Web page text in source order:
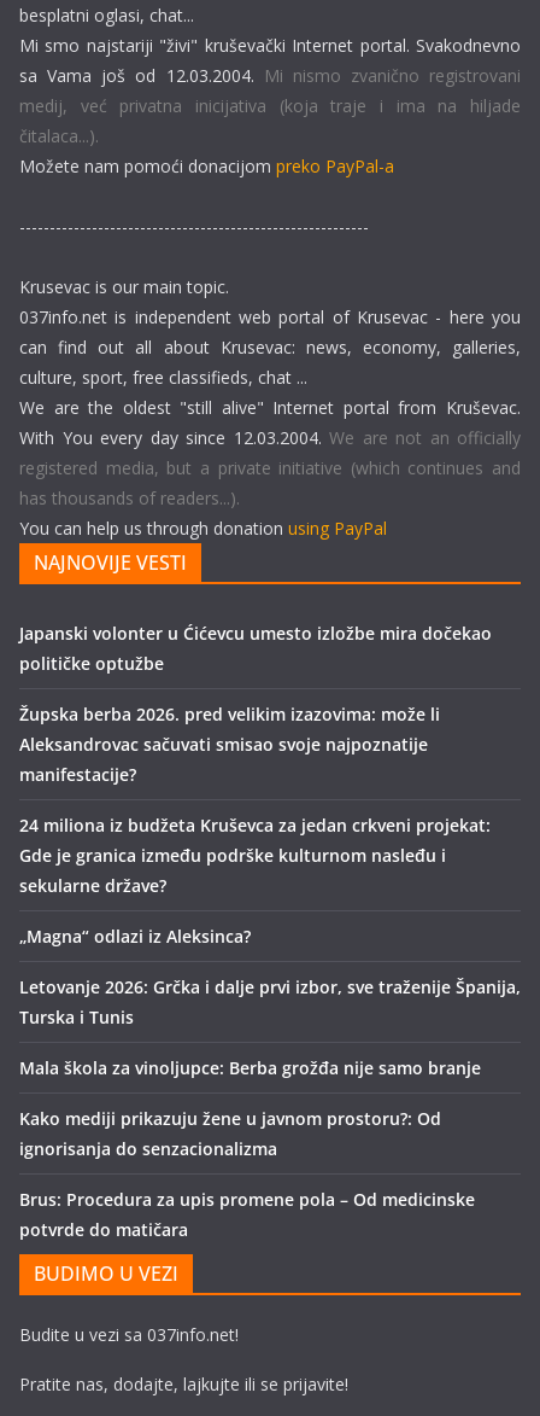
besplatni oglasi, chat...
Mi smo najstariji "živi" kruševački Internet portal. Svakodnevno
sa Vama još od 12.03.2004. Mi nismo zvanično registrovani
medij, već privatna inicijativa (koja traje i ima na hiljade
čitalaca...).
Možete nam pomoći donacijom preko PayPal-a
----------------------------------------------------------
Krusevac is our main topic.
037info.net is independent web portal of Krusevac - here you
can find out all about Krusevac: news, economy, galleries,
culture, sport, free classifieds, chat ...
We are the oldest "still alive" Internet portal from Kruševac.
With You every day since 12.03.2004. We are not an officially
registered media, but a private initiative (which continues and
has thousands of readers...).
You can help us through donation using PayPal
NAJNOVIJE VESTI
Japanski volonter u Ćićevcu umesto izložbe mira dočekao
političke optužbe
Župska berba 2026. pred velikim izazovima: može li
Aleksandrovac sačuvati smisao svoje najpoznatije
manifestacije?
24 miliona iz budžeta Kruševca za jedan crkveni projekat:
Gde je granica između podrške kulturnom nasleđu i
sekularne države?
„Magna“ odlazi iz Aleksinca?
Letovanje 2026: Grčka i dalje prvi izbor, sve traženije Španija,
Turska i Tunis
Mala škola za vinoljupce: Berba grožđa nije samo branje
Kako mediji prikazuju žene u javnom prostoru?: Od
ignorisanja do senzacionalizma
Brus: Procedura za upis promene pola – Od medicinske
potvrde do matičara
BUDIMO U VEZI
Budite u vezi sa 037info.net!
Pratite nas, dodajte, lajkujte ili se prijavite!